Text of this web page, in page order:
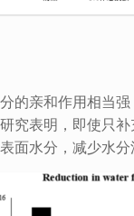
的亲和作用相当
究表明，即使只
面水分，减少水分